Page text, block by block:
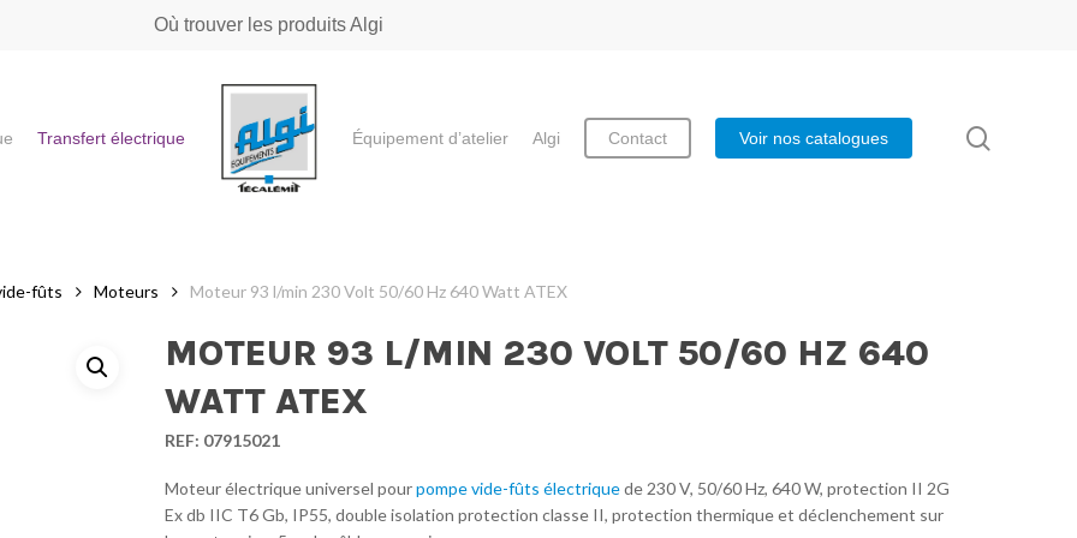
Où trouver les produits Algi
Transfert électrique Équipement d’atelier Algi Contact Voir nos catalogues
fûts Moteurs Moteur 93 l/min 230 Volt 50/60 Hz 640 Watt ATEX
MOTEUR 93 L/MIN 230 VOLT 50/60 HZ 640
WATT ATEX
REF: 07915021
Moteur électrique universel pourpompe vide-fûts électriquede 230 V, 50/60 Hz, 640 W, protection II 2G
Ex db IIC T6 Gb, IP55, double isolation protection classe II, protection thermique et déclenchement sur